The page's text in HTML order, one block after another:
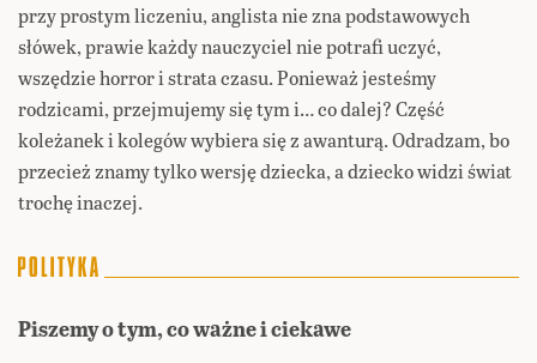
przy prostym liczeniu, anglista nie zna podstawowych
słówek, prawie każdy nauczyciel nie potrafi uczyć,
wszędzie horror i strata czasu. Ponieważ jesteśmy
rodzicami, przejmujemy się tym i… co dalej? Część
koleżanek i kolegów wybiera się z awanturą. Odradzam, bo
przecież znamy tylko wersję dziecka, a dziecko widzi świat
trochę inaczej.
Piszemy o tym, co ważne i ciekawe